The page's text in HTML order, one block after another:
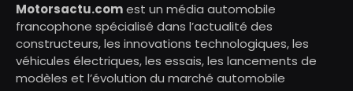
Motorsactu.comest un média automobile
francophone spécialisé dans l’actualité des
constructeurs, les innovations technologiques, les
véhicules électriques, les essais, les lancements de
modèles et l’évolution du marché automobile